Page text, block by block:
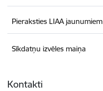
Pieraksties LIAA jaunumiem
Sīkdatņu izvēles maiņa
Kontakti